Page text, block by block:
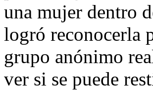
una mujer dentro
logró reconocerla
grupo anónimo
ver si se puede